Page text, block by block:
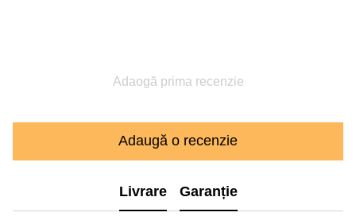
Adaogă prima recenzie
Adaugă o recenzie
Livrare Garanție